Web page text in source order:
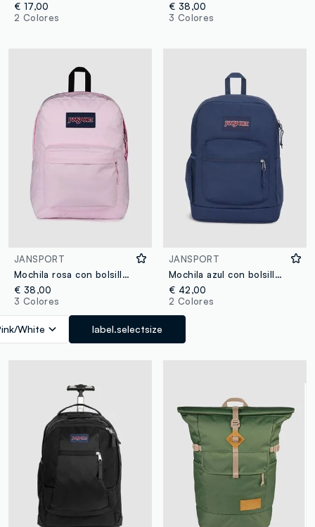
€ 17,00
2 Colores
€ 38,00
3 Colores
JANSPORT
Mochila rosa con bolsillo frontal
€ 38,00
3 Colores
White label.selectsize
JANSPORT
Mochila azul con bolsillo frontal
€ 42,00
2 Colores